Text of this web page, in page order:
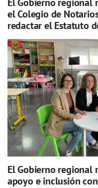
el Colegio de
redactar el Estatuto
El Gobierno regional
apoyo e inclusión